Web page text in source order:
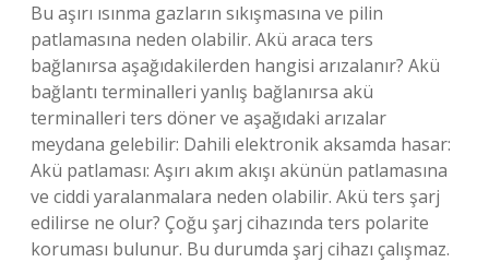
Bu aşırı ısınma gazların sıkışmasına ve pilin
patlamasına neden olabilir. Akü araca ters
bağlanırsa aşağıdakilerden hangisi arızalanır? Akü
bağlantı terminalleri yanlış bağlanırsa akü
terminalleri ters döner ve aşağıdaki arızalar
meydana gelebilir: Dahili elektronik aksamda hasar:
Akü patlaması: Aşırı akım akışı akünün patlamasına
ve ciddi yaralanmalara neden olabilir. Akü ters şarj
edilirse ne olur? Çoğu şarj cihazında ters polarite
koruması bulunur. Bu durumda şarj cihazı çalışmaz.